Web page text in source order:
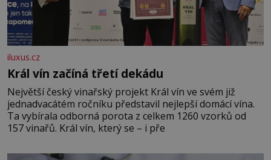
iluxus.cz
Král vín začíná třetí dekádu
Největší český vinařský projekt Král vín ve svém již
jednadvacátém ročníku představil nejlepší domácí vína.
Ta vybírala odborná porota z celkem 1260 vzorků od
157 vinařů. Král vín, který se – i pře